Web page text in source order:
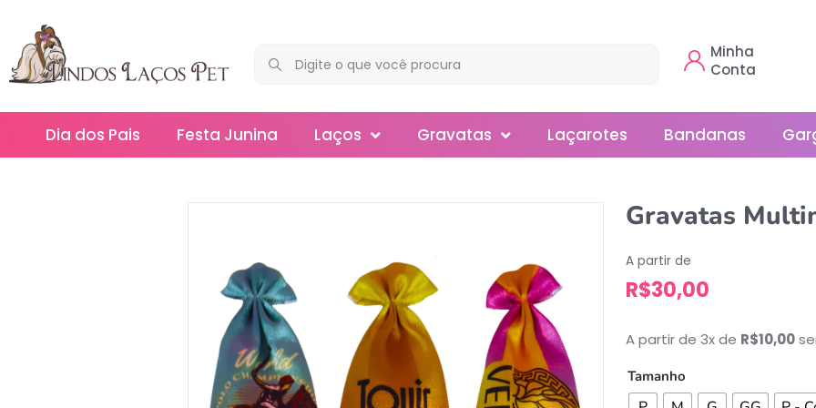
Minha
Conta
Dia dos Pais Festa Junina Laços
Slim
Gravatas
Normal
Smoking
Laçarotes Bandanas
Gravatas
A partir de
R$30,00
A partir de 3x de R$10,00
Tamanho